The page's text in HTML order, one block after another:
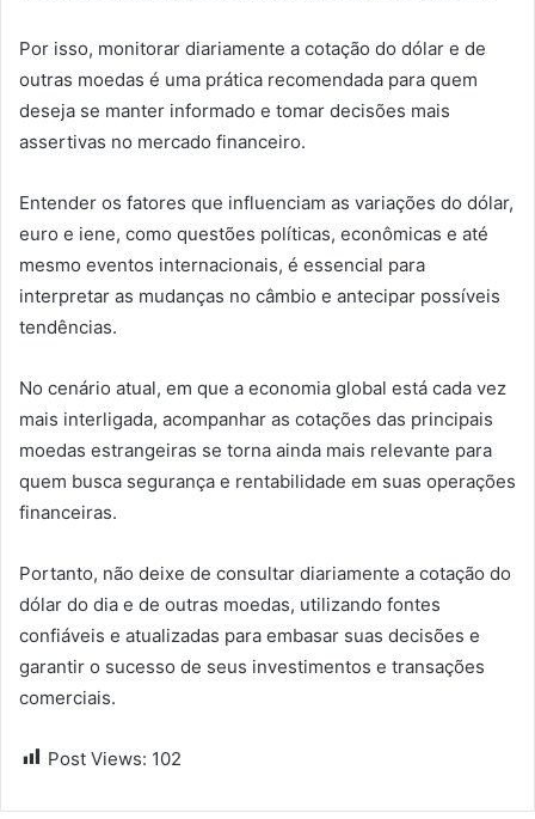
Por isso, monitorar diariamente a cotação do dólar e de
outras moedas é uma prática recomendada para quem
deseja se manter informado e tomar decisões mais
assertivas no mercado financeiro.
Entender os fatores que influenciam as variações do dólar,
euro e iene, como questões políticas, econômicas e até
mesmo eventos internacionais, é essencial para
interpretar as mudanças no câmbio e antecipar possíveis
tendências.
No cenário atual, em que a economia global está cada vez
mais interligada, acompanhar as cotações das principais
moedas estrangeiras se torna ainda mais relevante para
quem busca segurança e rentabilidade em suas operações
financeiras.
Portanto, não deixe de consultar diariamente a cotação do
dólar do dia e de outras moedas, utilizando fontes
confiáveis e atualizadas para embasar suas decisões e
garantir o sucesso de seus investimentos e transações
comerciais.
Post Views: 102